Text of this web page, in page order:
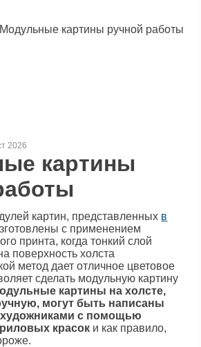
Модульные картины ручной работы
2026
картины
картин, представленных в
с применением
принта, когда тонкий слой
поверхность холста
метод дает отличное цветовое
сделать модульную картину
картины на холсте,
могут быть написаны
с помощью
красок и как правило,